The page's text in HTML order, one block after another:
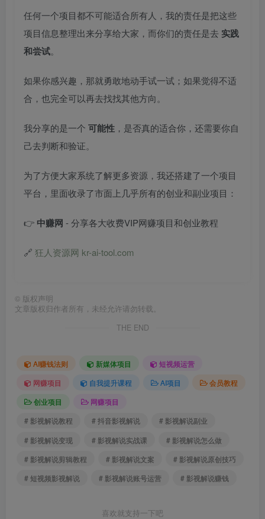
任何一个项目都不可能适合所有人，我的责任是把这些
项目信息整理出来分享给大家，而你们的责任是去 实践
和尝试。
如果你感兴趣，那就勇敢地动手试一试；如果觉得不适
合，也完全可以再去找找其他方向。
我分享的是一个 可能性 ，是否真的适合你，还需要你自
己去判断和验证。
为了方便大家系统了解更多资源，我还搭建了一个项目
平台，里面收录了市面上几乎所有的创业和副业项目：
👉 中赚网 - 分享各大收费VIP网赚项目和创业教程
🔗 狂人资源网 kr-ai-tool.com
© 版权声明
文章版权归作者所有，未经允许请勿转载。
THE END
AI赚钱法则 新媒体项目
短视频运营
网赚项目
自我提升课程 AI项目
会员教程
创业项目
网赚项目
# 影视解说教程
# 抖音影视解说
# 影视解说副业
# 影视解说变现
# 影视解说实战课
# 影视解说怎么做
# 影视解说剪辑教程
# 影视解说文案
# 影视解说原创技巧
# 短视频影视解说
# 影视解说账号运营 # 影视解说赚钱
喜欢就支持一下吧